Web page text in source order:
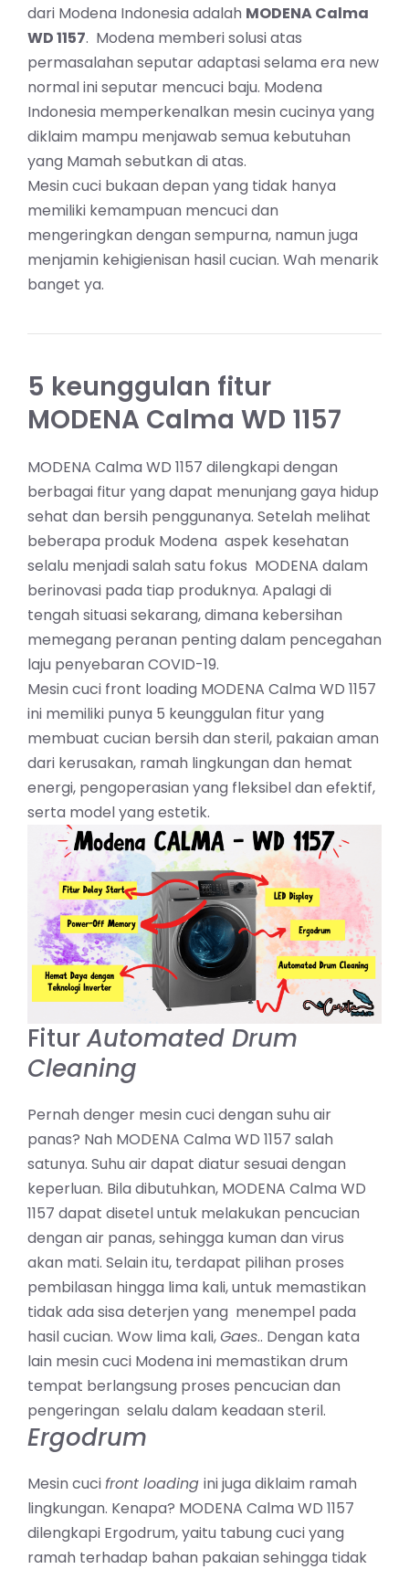
dari Modena Indonesia adalah MODENA Calma
WD 1157. Modena memberi solusi atas
permasalahan seputar adaptasi selama era new
normal ini seputar mencuci baju. Modena
Indonesia memperkenalkan mesin cucinya yang
diklaim mampu menjawab semua kebutuhan
yang Mamah sebutkan di atas.
Mesin cuci bukaan depan yang tidak hanya
memiliki kemampuan mencuci dan
mengeringkan dengan sempurna, namun juga
menjamin kehigienisan hasil cucian. Wah menarik
banget ya.
5 keunggulan fitur
MODENA Calma WD 1157
MODENA Calma WD 1157 dilengkapi dengan
berbagai fitur yang dapat menunjang gaya hidup
sehat dan bersih penggunanya. Setelah melihat
beberapa produk Modena aspek kesehatan
selalu menjadi salah satu fokus MODENA dalam
berinovasi pada tiap produknya. Apalagi di
tengah situasi sekarang, dimana kebersihan
memegang peranan penting dalam pencegahan
laju penyebaran COVID-19.
Mesin cuci front loading MODENA Calma WD 1157
ini memiliki punya 5 keunggulan fitur yang
membuat cucian bersih dan steril, pakaian aman
dari kerusakan, ramah lingkungan dan hemat
energi, pengoperasian yang fleksibel dan efektif,
serta model yang estetik.
FiturAutomated Drum
Cleaning
Pernah denger mesin cuci dengan suhu air
panas? Nah MODENA Calma WD 1157 salah
satunya. Suhu air dapat diatur sesuai dengan
keperluan. Bila dibutuhkan, MODENA Calma WD
1157 dapat disetel untuk melakukan pencucian
dengan air panas, sehingga kuman dan virus
akan mati. Selain itu, terdapat pilihan proses
pembilasan hingga lima kali, untuk memastikan
tidak ada sisa deterjen yang menempel pada
hasil cucian. Wow lima kali,Gaes.. Dengan kata
lain mesin cuci Modena ini memastikan drum
tempat berlangsung proses pencucian dan
pengeringan selalu dalam keadaan steril.
Ergodrum
Mesin cucifront loading ini juga diklaim ramah
lingkungan. Kenapa? MODENA Calma WD 1157
dilengkapi Ergodrum, yaitu tabung cuci yang
ramah terhadap bahan pakaian sehingga tidak